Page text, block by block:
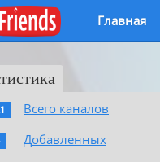
Главная
Всего каналов
Добавленных